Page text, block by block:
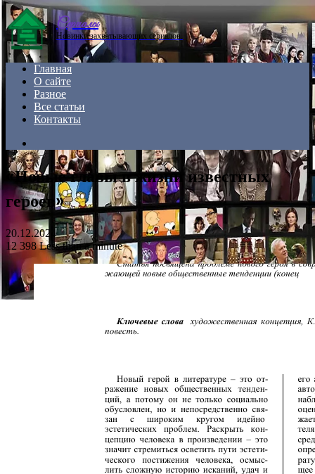
Menu
Сериалы
Новинки захватывающих сериалов.
Главная
О сайте
Разное
Все статьи
Контакты
for
«Новые главы в жизни известных
героев»
20.12.2024
12 398Less than a minute